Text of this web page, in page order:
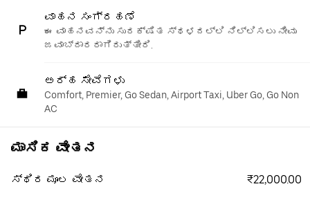
ವಾಹನ ಸಂಗ್ರಹಣೆ
ಈ ವಾಹನವನ್ನು ಸುರಕ್ಷಿತ ಸ್ಥಳದಲ್ಲಿ ನಿಲ್ಲಿಸಲು ನೀವು
ಜವಾಬ್ದಾರರಾಗಿರುತ್ತೀರಿ.
ಅರ್ಹ ಸೇವೆಗಳು
Comfort, Premier, Go Sedan, Airport Taxi, Uber Go, Go Non
AC
ಮಾಸಿಕ ವೇತನ
ಸ್ಥಿರ ಮೂಲ ವೇತನ ₹22,000.00